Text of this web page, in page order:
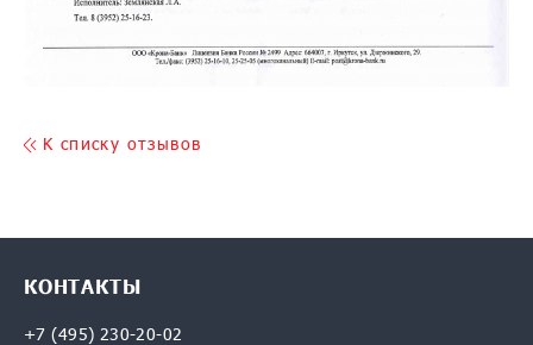
K списку отзывов
КОНТАКТЫ
+7 (495) 230-20-02